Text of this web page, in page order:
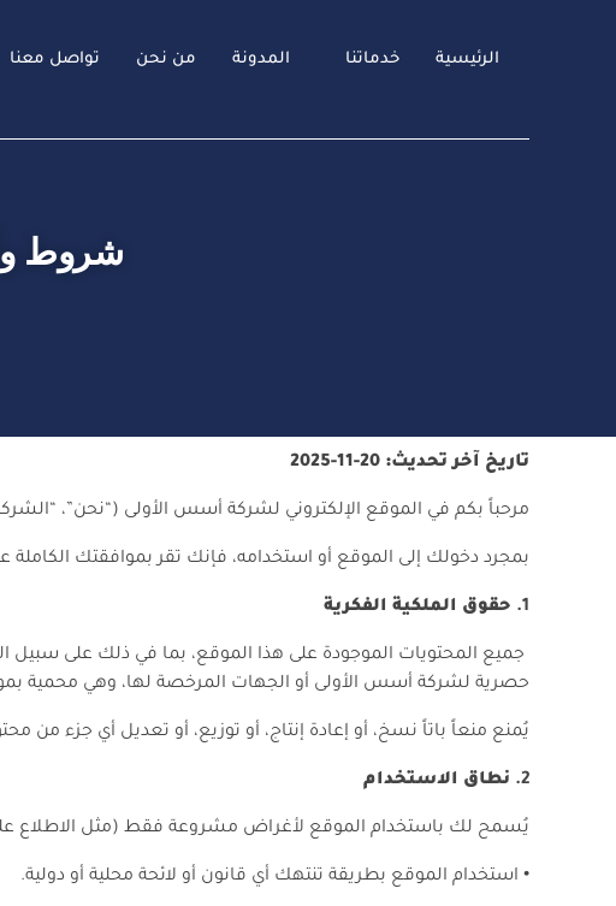
الرئيسية خدماتنا المدونة من نحن تواصل معنا
شروط
تاريخ آخر تحديث: 20-11-2025
مرحباً بكم في الموقع الإلكتروني لشركة أسس الأولى (“نحن”،
بمجرد دخولك إلى الموقع أو استخدامه، فإنك تقر بموافقتك
حقوق الملكية الفكرية
جميع المحتويات الموجودة على هذا الموقع، بما في ذلك على سبيل
حصرية لشركة أسس الأولى أو الجهات المرخصة لها، وهي محمية
يُمنع منعاً باتاً نسخ، أو إعادة إنتاج، أو توزيع، أو تعديل أي جزء
نطاق الاستخدام
يُسمح لك باستخدام الموقع لأغراض مشروعة فقط (مثل الاطلاع على
• استخدام الموقع بطريقة تنتهك أي قانون أو لائحة محلية أو دولية.